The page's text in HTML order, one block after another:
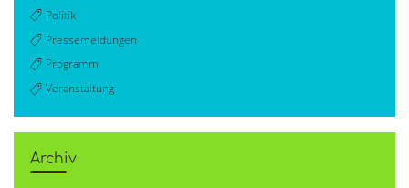
Politik
Pressemeldungen
Programm
Veranstaltung
Archiv